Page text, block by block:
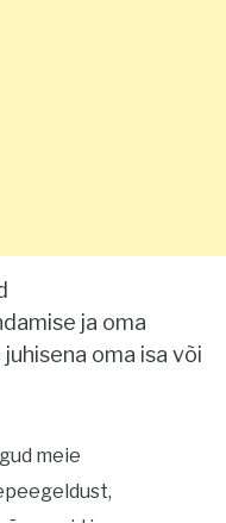
ja oma
oma isa või
meie